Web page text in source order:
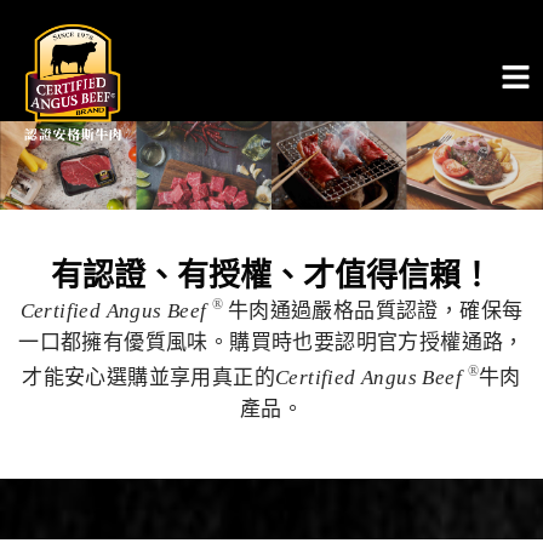
有認證、有授權、才值得信賴！
Certified Angus Beef ® 牛肉通過嚴格品質認證，確保每
一口都擁有優質風味。購買時也要認明官方授權通路，
才能安心選購並享用真正的Certified Angus Beef ®牛肉
產品。